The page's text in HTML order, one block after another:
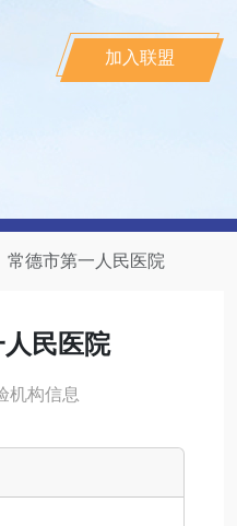
加入联盟
常德市第一人民医院
民医院
机构信息